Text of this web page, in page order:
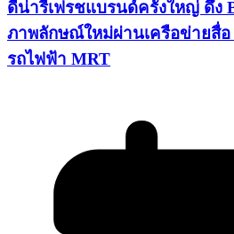
ดีน่ารีเฟรชแบรนด์ครั้งใหญ่ ดึง
ภาพลักษณ์ใหม่ผ่านเครือข่ายสื่อ
รถไฟฟ้า MRT